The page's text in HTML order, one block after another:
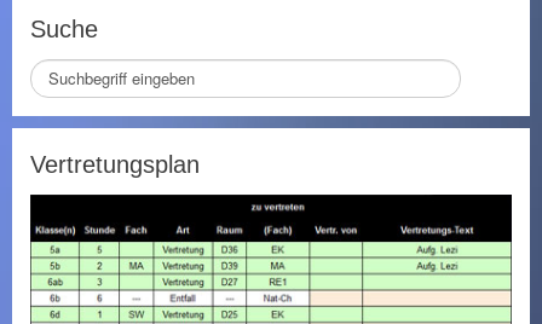
Suche
S
e
i
e
d
r
c
h
s
Vertretungsplan